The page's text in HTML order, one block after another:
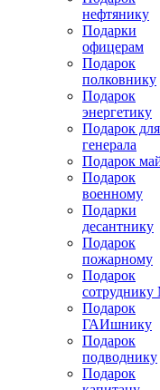
нефтянику
Подарки
офицерам
Подарок
полковнику
Подарок
энергетику
Подарок для
генерала
Подарок
Подарок
военному
Подарки
десантнику
Подарок
пожарному
Подарок
Подарок
ГАИшнику
Подарок
подводнику
Подарок